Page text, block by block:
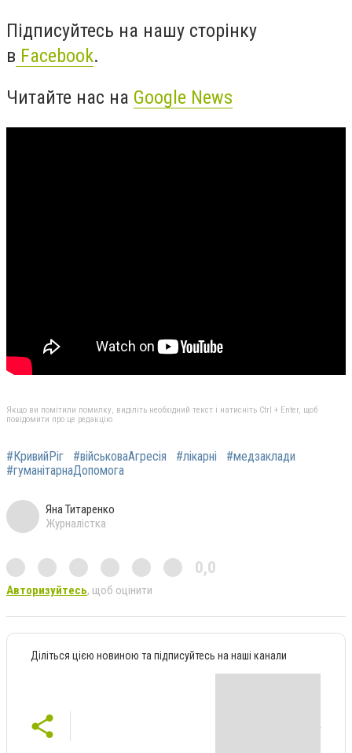
Підписуйтесь на нашу сторінку
в Facebook.
Читайте нас на Google News
Якщо ви помітили помилку, виділіть необхідний текст і натисніть Ctrl + Enter, щоб
повідомити про це редакцію
#КривийРіг #військоваАгресія #лікарні
#медзаклади
#гуманітарнаДопомога
Яна Титаренко
Журналістка
0,0
Авторизуйтесь, щоб оцінити
Діліться цією новиною та підписуйтесь на наші канали